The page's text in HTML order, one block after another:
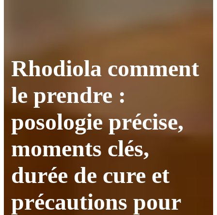
Rhodiola comment
le prendre :
posologie précise,
moments clés,
durée de cure et
précautions pour